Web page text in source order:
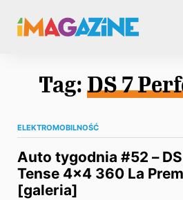
Tag: DS 7
ELEKTROMOBILNOŚĆ
Auto tygodnia #52 –
Tense 4×4 360 La
[galeria]